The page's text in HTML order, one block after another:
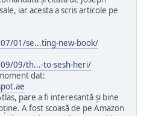
iar acesta a scris articole pe
01/se...ting-new-book/
09/th...-to-sesh-heri/
dat:
pare a fi interesantă și bine
A fost scoasă de pe Amazon